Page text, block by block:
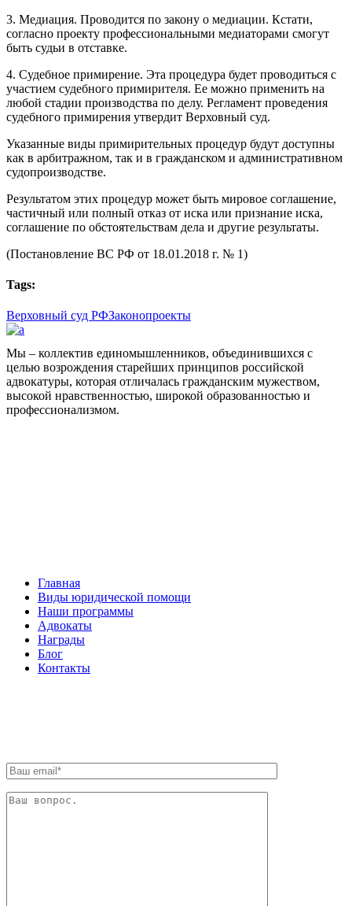
3. Медиация. Проводится по закону о медиации. Кстати,
согласно проекту профессиональными медиаторами смогут
быть судьи в отставке.
4. Судебное примирение. Эта процедура будет проводиться с
участием судебного примирителя. Ее можно применить на
любой стадии производства по делу. Регламент проведения
судебного примирения утвердит Верховный суд.
Указанные виды примирительных процедур будут доступны
как в арбитражном, так и в гражданском и административном
судопроизводстве.
Результатом этих процедур может быть мировое соглашение,
частичный или полный отказ от иска или признание иска,
соглашение по обстоятельствам дела и другие результаты.
(Постановление ВС РФ от 18.01.2018 г. № 1)
Tags:
Верховный суд РФЗаконопроекты
Мы – коллектив единомышленников, объединившихся с
целью возрождения старейших принципов российской
адвокатуры, которая отличалась гражданским мужеством,
высокой нравственностью, широкой образованностью и
профессионализмом.
Главная
Виды юридической помощи
Наши программы
Адвокаты
Награды
Блог
Контакты